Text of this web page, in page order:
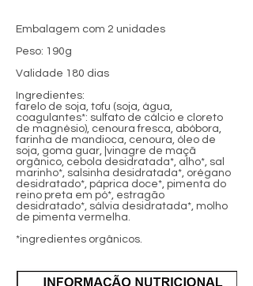
Embalagem com 2 unidades
Peso: 190g
Validade 180 dias
Ingredientes:
farelo de soja, tofu (soja, água,
coagulantes*: sulfato de cálcio e cloreto
de magnésio), cenoura fresca, abóbora,
farinha de mandioca, cenoura, óleo de
soja, goma guar, |vinagre de maçã
orgânico, cebola desidratada*, alho*, sal
marinho*, salsinha desidratada*, orégano
desidratado*, páprica doce*, pimenta do
reino preta em pó*, estragão
desidratado*, sálvia desidratada*, molho
de pimenta vermelha.
*ingredientes orgânicos.